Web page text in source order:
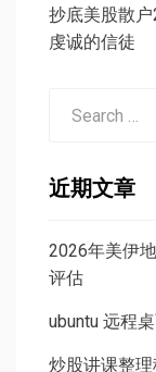
抄底美股散
虔诚的信徒
近期文章
2026年美伊
评估
ubuntu 远程
炒股讲课整